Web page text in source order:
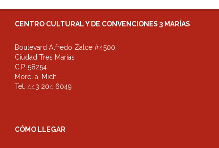
CENTRO CULTURAL Y DE CONVENCIONES 3 MARÍAS
Boulevard Alfredo Zalce #4500
Ciudad Tres Marias
C.P. 58254
Morelia, Mich.
Tel. 443 204 6049
CÓMO LLEGAR